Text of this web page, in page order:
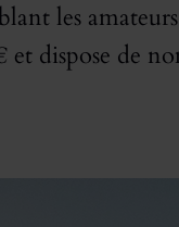
les
et dispose de